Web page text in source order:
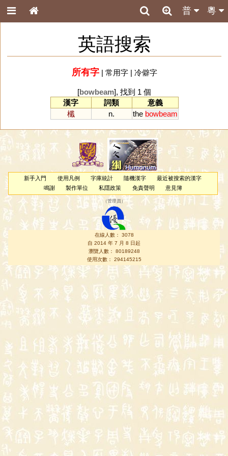
粵
普
英語搜索
所有字| 常用字| 冷僻字
[bowbeam], 找到 1 個
漢字
詞類
意義
櫼
n. the bowbeam
新手入門 使用凡例 字庫統計 隨機漢字
最近被搜索的漢字
鳴謝
製作單位 私隱政策 免責聲明 意見簿
（管理員 ）
在線人數： 3078
自 2014 年 7 月 8 日起
瀏覽人數： 80189248
使用次數： 294145215